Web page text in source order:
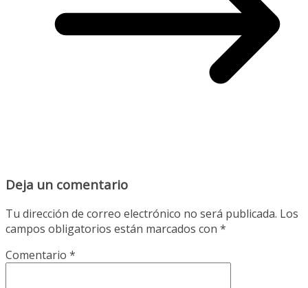
Deja un comentario
Tu dirección de correo electrónico no será publicada. Los
campos obligatorios están marcados con *
Comentario *